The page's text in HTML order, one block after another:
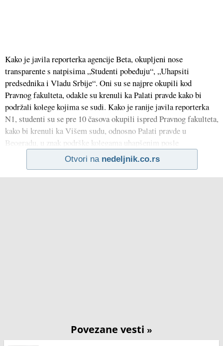
Kako je javila reporterka agencije Beta, okupljeni nose
transparente s natpisima „Studenti pobeđuju“, „Uhapsiti
predsednika i Vladu Srbije“. Oni su se najpre okupili kod
Pravnog fakulteta, odakle su krenuli ka Palati pravde kako bi
podržali kolege kojima se sudi. Kako je ranije javila reporterka
N1, studenti su se pre 10 časova okupili ispred Pravnog fakulteta,
kako bi krenuli ka Višem sudu, odnosno Palati pravde u
Beogradu, u znak podrške kolegama uhapšenim posle
Otvori na nedeljnik.co.rs
Povezane vesti »